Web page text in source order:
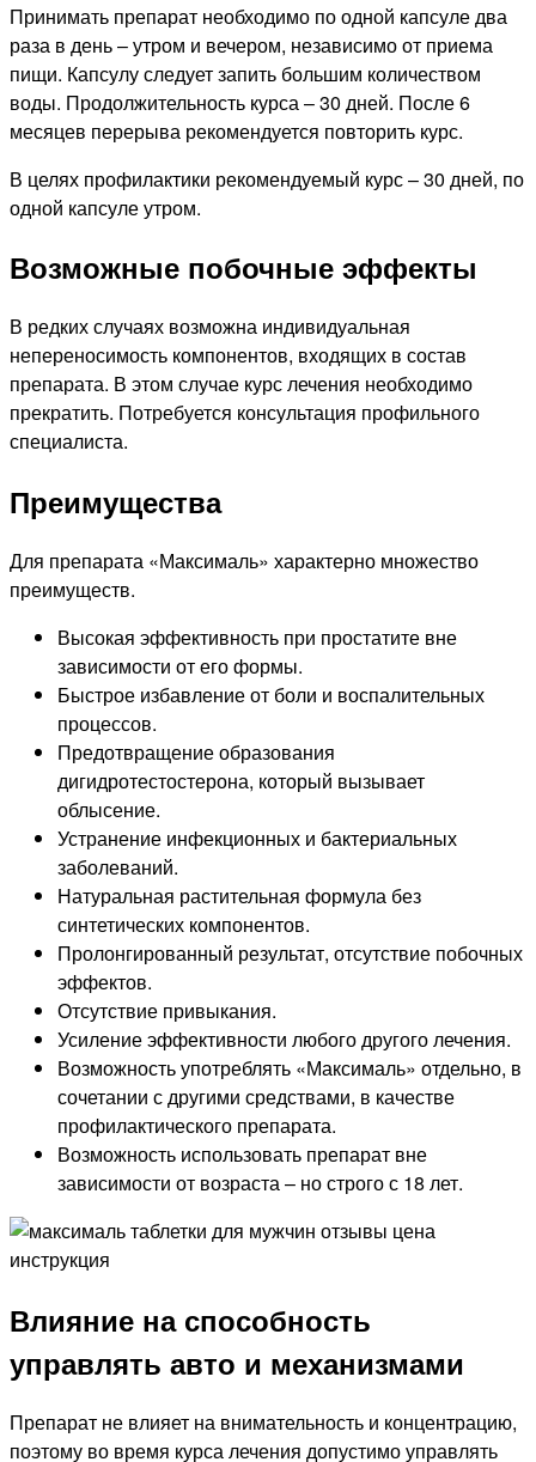
Принимать препарат необходимо по одной капсуле два
раза в день – утром и вечером, независимо от приема
пищи. Капсулу следует запить большим количеством
воды. Продолжительность курса – 30 дней. После 6
месяцев перерыва рекомендуется повторить курс.
В целях профилактики рекомендуемый курс – 30 дней, по
одной капсуле утром.
Возможные побочные эффекты
В редких случаях возможна индивидуальная
непереносимость компонентов, входящих в состав
препарата. В этом случае курс лечения необходимо
прекратить. Потребуется консультация профильного
специалиста.
Преимущества
Для препарата «Максималь» характерно множество
преимуществ.
Высокая эффективность при простатите вне
зависимости от его формы.
Быстрое избавление от боли и воспалительных
процессов.
Предотвращение образования
дигидротестостерона, который вызывает
облысение.
Устранение инфекционных и бактериальных
заболеваний.
Натуральная растительная формула без
синтетических компонентов.
Пролонгированный результат, отсутствие побочных
эффектов.
Отсутствие привыкания.
Усиление эффективности любого другого лечения.
Возможность употреблять «Максималь» отдельно, в
сочетании с другими средствами, в качестве
профилактического препарата.
Возможность использовать препарат вне
зависимости от возраста – но строго с 18 лет.
Влияние на способность
управлять авто и механизмами
Препарат не влияет на внимательность и концентрацию,
поэтому во время курса лечения допустимо управлять